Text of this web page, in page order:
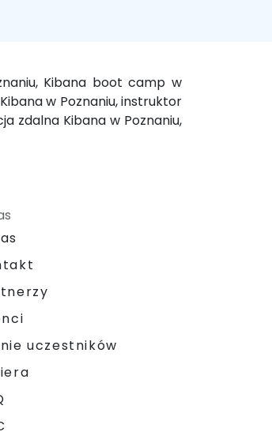
Kibana boot camp w
w Poznaniu, instruktor
zdalna Kibana w Poznaniu,
uczestników